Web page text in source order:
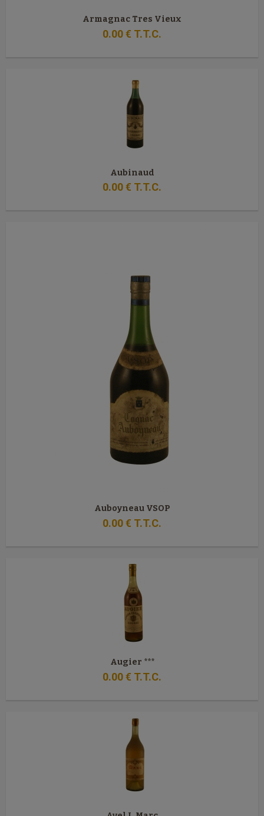
Armagnac Tres Vieux
0.00€ T.T.C.
Aubinaud
0.00€ T.T.C.
Auboyneau VSOP
0.00€ T.T.C.
Augier ***
0.00€ T.T.C.